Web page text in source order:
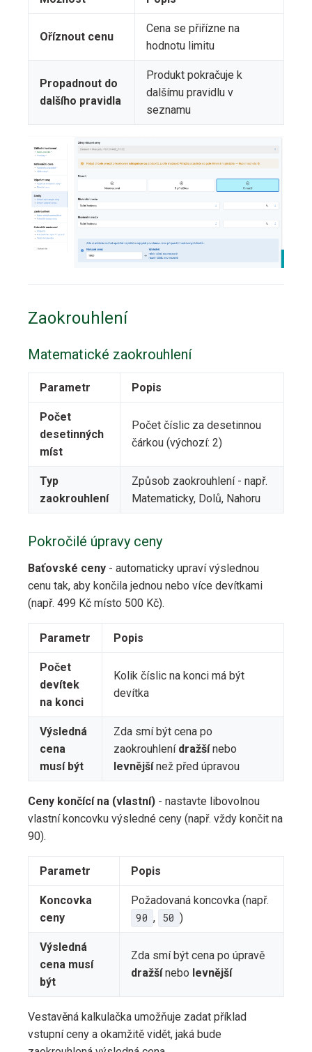
Oříznout cenu
Cena se přiřízne na
hodnotu limitu
Propadnout do
dalšího pravidla
Produkt pokračuje k
dalšímu pravidlu v
seznamu
Zaokrouhlení
Matematické zaokrouhlení
Parametr Popis
Počet
desetinných
míst
Počet číslic za desetinnou
čárkou (výchozí: 2)
Typ
zaokrouhlení
Způsob zaokrouhlení - např.
Matematicky, Dolů, Nahoru
Pokročilé úpravy ceny
Baťovské ceny - automaticky upraví výslednou
cenu tak, aby končila jednou nebo více devítkami
(např. 499 Kč místo 500 Kč).
Parametr Popis
Počet
devítek
na konci
Kolik číslic na konci má být
devítka
Výsledná
cena
musí být
Zda smí být cena po
zaokrouhlení dražšínebo
levnějšínež před úpravou
Ceny končící na (vlastní) - nastavte libovolnou
vlastní koncovku výsledné ceny (např. vždy končit na
90).
Parametr Popis
Koncovka
ceny
Požadovaná koncovka (např.
90 , 50 )
Výsledná
cena musí
být
Zda smí být cena po úpravě
dražšínebo levnější
Vestavěná kalkulačka umožňuje zadat příklad
vstupní ceny a okamžitě vidět, jaká bude